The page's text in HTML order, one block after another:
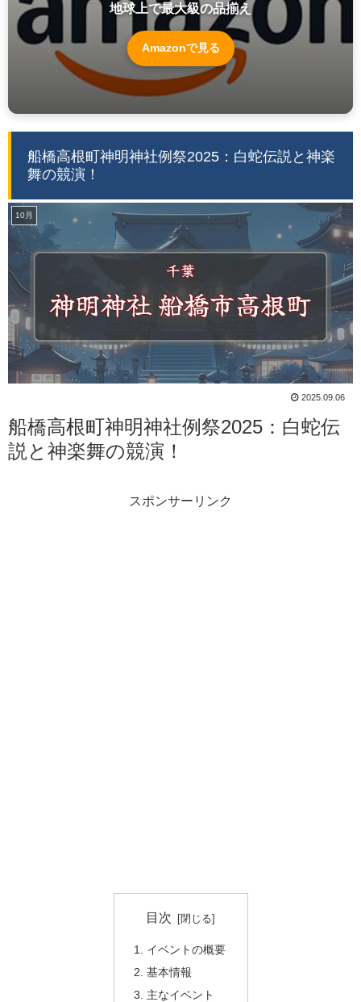
地球上で最大級の品揃え
Amazonで見る
船橋高根町神明神社例祭2025：白蛇伝説と神楽
舞の競演！
10月
2025.09.06
船橋高根町神明神社例祭2025：白蛇伝
説と神楽舞の競演！
スポンサーリンク
目次
イベントの概要
基本情報
主なイベント